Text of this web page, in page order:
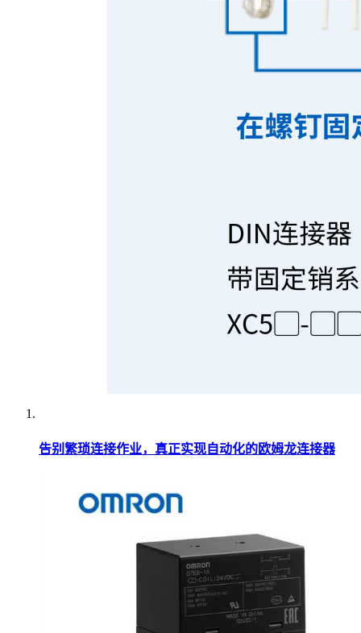
告别繁琐连接作业，真正实现自动化的欧姆龙连接器